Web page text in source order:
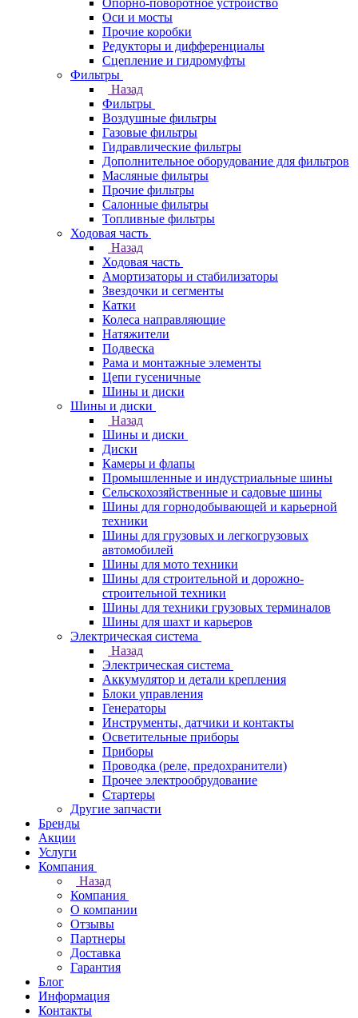
Опорно-поворотное устройство
Оси и мосты
Прочие коробки
Редукторы и дифференциалы
Сцепление и гидромуфты
Фильтры
Назад
Фильтры
Воздушные фильтры
Газовые фильтры
Гидравлические фильтры
Дополнительное оборудование для фильтров
Масляные фильтры
Прочие фильтры
Салонные фильтры
Топливные фильтры
Ходовая часть
Назад
Ходовая часть
Амортизаторы и стабилизаторы
Звездочки и сегменты
Катки
Колеса направляющие
Натяжители
Подвеска
Рама и монтажные элементы
Цепи гусеничные
Шины и диски
Шины и диски
Назад
Шины и диски
Диски
Камеры и флапы
Промышленные и индустриальные шины
Сельскохозяйственные и садовые шины
Шины для горнодобывающей и карьерной
техники
Шины для грузовых и легкогрузовых
автомобилей
Шины для мото техники
Шины для строительной и дорожно-
строительной техники
Шины для техники грузовых терминалов
Шины для шахт и карьеров
Электрическая система
Назад
Электрическая система
Аккумулятор и детали крепления
Блоки управления
Генераторы
Инструменты, датчики и контакты
Осветительные приборы
Приборы
Проводка (реле, предохранители)
Прочее электрообрудование
Стартеры
Другие запчасти
Бренды
Акции
Услуги
Компания
Назад
Компания
О компании
Отзывы
Партнеры
Доставка
Гарантия
Блог
Информация
Контакты